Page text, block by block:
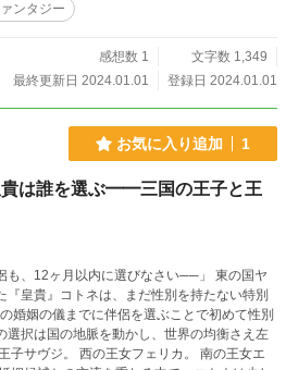
ンタジー
感想数 1
文字数 1,349
最終更新日 2024.01.01
登録日 2024.01.01
お気に入り追加 1
貴は誰を選ぶ━━三国の王子と王
、12ヶ月以内に選びなさい──」 東の国ヤ
『皇貴』コトネは、まだ性別を持たない特別
選択は国の地脈を動かし、世界の均衡さえ左